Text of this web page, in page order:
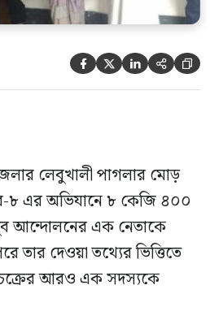
    
লেবুখালী পাগলার মোড়
৮ এর অভিযানে ৮ কেজি ৪০০
আন্দোলনের এক নেতাকে
তার দেওয়া তথ্যের ভিত্তিতে
চক্রের আরও এক সদস্যকে